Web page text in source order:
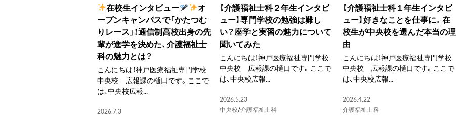
在校生インタビュー
オ
ープンキャンパスで「かたつむ
りレース」！通信制高校出身の先
輩が進学を決めた、介護福祉士
科の魅力とは？
こんにちは！神戸医療福祉専門学校
中央校 広報課の樋口です。ここで
は、中央校広報...
2026.7.3
【介護福祉士科２年生インタビ
ュー】専門学校の勉強は難し
い？座学と実習の魅力について
聞いてみた
こんにちは！神戸医療福祉専門学校
中央校 広報課の樋口です。ここで
は、中央校広報...
2026.5.23
中央校/介護福祉士科
【介護福祉士科１年生インタビ
ュー】好きなことを仕事に。在
校生が中央校を選んだ本当の理
由
こんにちは！神戸医療福祉専門学校
中央校 広報課の樋口です。ここで
は、中央校広報...
2026.4.22
介護福祉士科